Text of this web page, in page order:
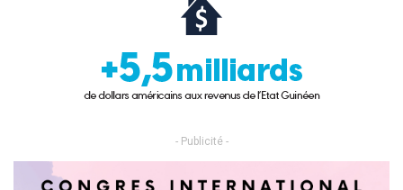
- Publicité -